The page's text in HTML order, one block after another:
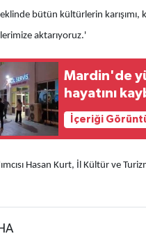
bütün kültürlerin
aktarıyoruz.'
Mardin'de
hayatını
İçeriği
Hasan Kurt, İl Kültür ve